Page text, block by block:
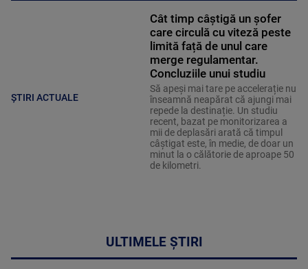
ȘTIRI ACTUALE
Cât timp câștigă un șofer
care circulă cu viteză peste
limită față de unul care
merge regulamentar.
Concluziile unui studiu
Să apeși mai tare pe accelerație nu
înseamnă neapărat că ajungi mai
repede la destinație. Un studiu
recent, bazat pe monitorizarea a
mii de deplasări arată că timpul
câștigat este, în medie, de doar un
minut la o călătorie de aproape 50
de kilometri.
ULTIMELE ȘTIRI